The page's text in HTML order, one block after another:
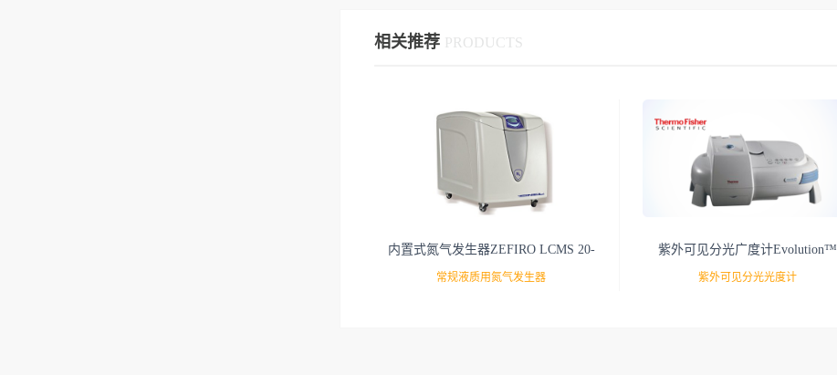
相关推荐 PRODUCTS
内置式氮气发生器ZEFIRO LCMS 20-
25-30-35
常规液质用氮气发生器
紫外可见分光广度计Evolution™
201/220
紫外可见分光光度计